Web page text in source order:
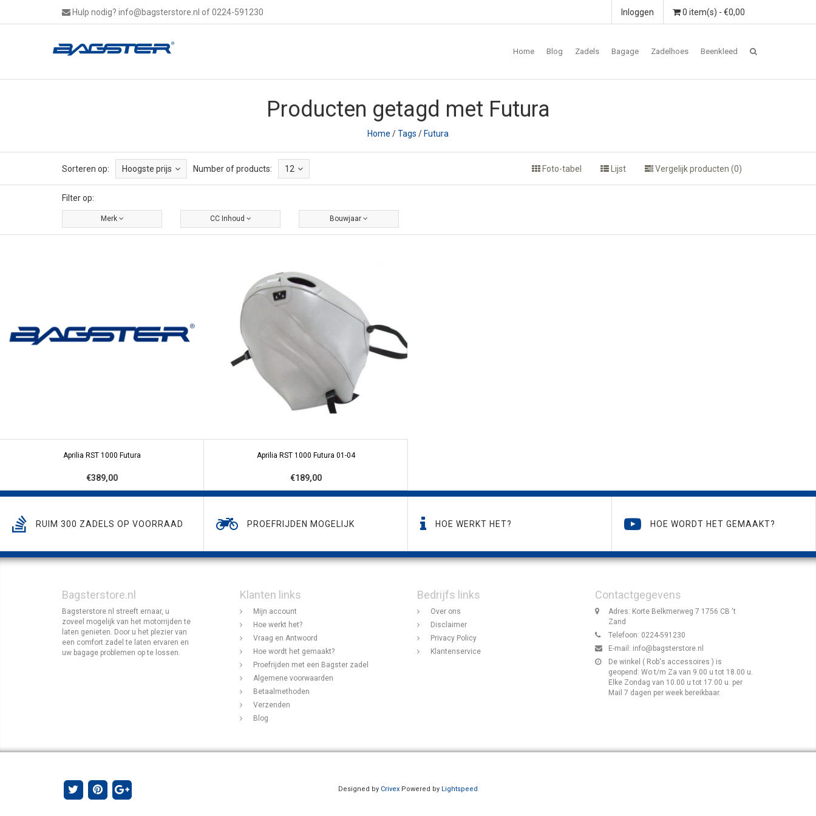
Hulp nodig? info@bagsterstore.nl of 0224-591230 0 item(s) - €0,00
Inloggen
Home Blog Zadels Bagage Zadelhoes Beenkleed
Producten getagd met Futura
Home /Tags /Futura
Sorteren op: Hoogste prijs Number of products: 12 Foto-tabel Lijst Vergelijk producten (0)
Filter op:
Merk CC Inhoud Bouwjaar
Aprilia RST 1000 Futura
€389,00
Aprilia RST 1000 Futura 01-04
€189,00
RUIM 300 ZADELS OP VOORRAAD PROEFRIJDEN MOGELIJK HOE WERKT HET? HOE WORDT HET GEMAAKT?
Bagsterstore.nl
Bagsterstore.nl streeft ernaar, u
zoveel mogelijk van het motorrijden te
laten genieten. Door u het plezier van
een comfort zadel te laten ervaren en
uw bagage problemen op te lossen.
Klanten links
Mijn account
Hoe werkt het?
Vraag en Antwoord
Hoe wordt het gemaakt?
Proefrijden met een Bagster zadel
Algemene voorwaarden
Betaalmethoden
Verzenden
Blog
Bedrijfs links
Over ons
Disclaimer
Privacy Policy
Klantenservice
Contactgegevens
Adres: Korte Belkmerweg 7 1756 CB 't
Zand
Telefoon: 0224-591230
E-mail: info@bagsterstore.nl
De winkel ( Rob's accessoires ) is
geopend: Wo t/m Za van 9.00 u tot 18.00 u.
Elke Zondag van 10.00 u tot 17.00 u. per
Mail 7 dagen per week bereikbaar.
Designed by Crivex Powered by Lightspeed